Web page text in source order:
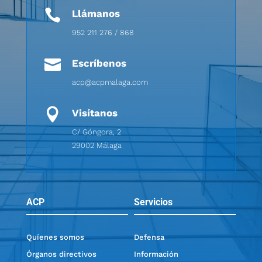
 Llámanos
952 211 276 / 868
 Escríbenos
acp@acpmalaga.com
 Visítanos
C/ Góngora, 2
29002 Málaga
ACP Servicios
Quíenes somos
Órganos directivos
Defensa
Información